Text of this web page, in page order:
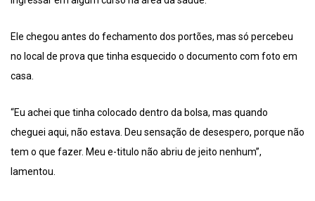
Ele chegou antes do fechamento dos portões, mas só percebeu
no local de prova que tinha esquecido o documento com foto em
casa.
“Eu achei que tinha colocado dentro da bolsa, mas quando
cheguei aqui, não estava. Deu sensação de desespero, porque não
tem o que fazer. Meu e-titulo não abriu de jeito nenhum”,
lamentou.